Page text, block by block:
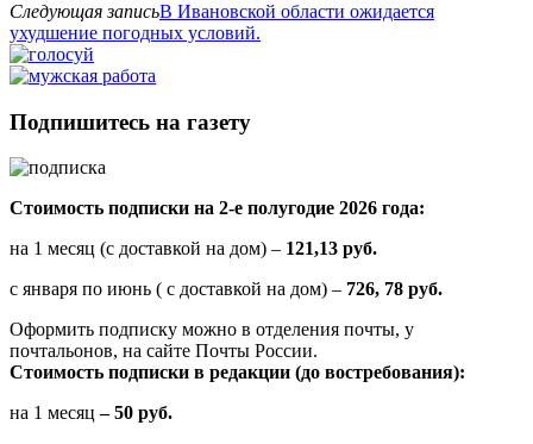
Следующая записьВ Ивановской области ожидается
ухудшение погодных условий.
Подпишитесь на газету
Стоимость подписки на 2-е полугодие 2026 года:
на 1 месяц (с доставкой на дом) – 121,13 руб.
с января по июнь ( с доставкой на дом) – 726, 78 руб.
Оформить подписку можно в отделения почты, у
почтальонов, на сайте Почты России.
Стоимость подписки в редакции (до востребования):
на 1 месяц – 50 руб.